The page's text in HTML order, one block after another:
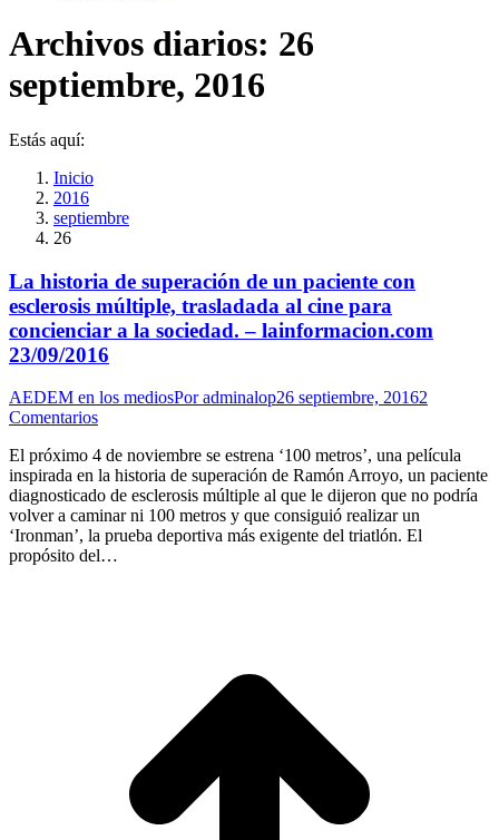
Archivos diarios: 26
septiembre, 2016
Estás aquí:
Inicio
2016
septiembre
26
La historia de superación de un paciente con
esclerosis múltiple, trasladada al cine para
concienciar a la sociedad. – lainformacion.com
23/09/2016
AEDEM en los mediosPoradminalop26 septiembre, 20162
Comentarios
El próximo 4 de noviembre se estrena ‘100 metros’, una película
inspirada en la historia de superación de Ramón Arroyo, un paciente
diagnosticado de esclerosis múltiple al que le dijeron que no podría
volver a caminar ni 100 metros y que consiguió realizar un
‘Ironman’, la prueba deportiva más exigente del triatlón. El
propósito del…